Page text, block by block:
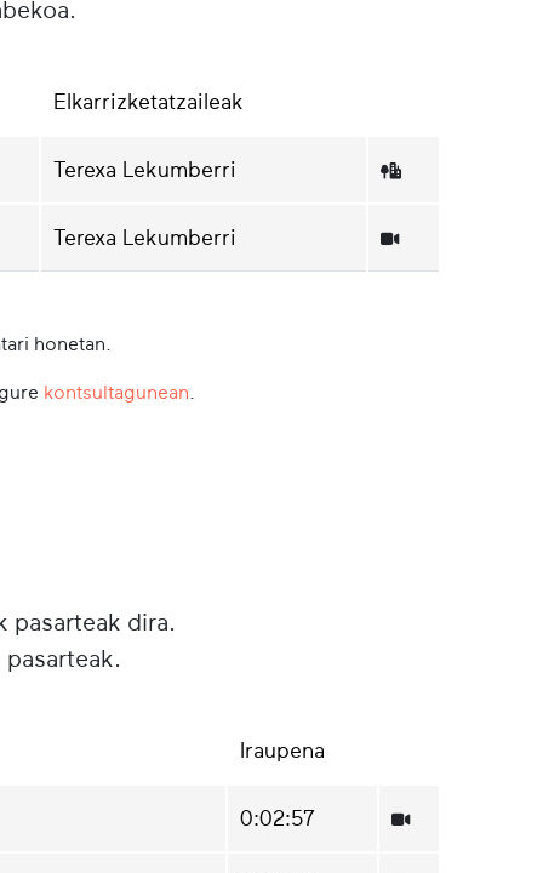
Elkarrizketatzaileak
Terexa Lekumberri
Terexa Lekumberri
honetan.
kontsultagunean
pasarteak dira.
Iraupena
0:02:57